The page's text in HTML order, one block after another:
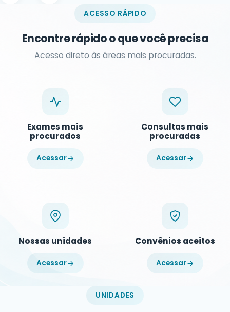
ACESSO RÁPIDO
Encontre rápido o que você precisa
Acesso direto às áreas mais procuradas.
Exames mais
procurados
Acessar
Consultas mais
procuradas
Acessar
Nossas unidades
Acessar
Convênios aceitos
Acessar
UNIDADES